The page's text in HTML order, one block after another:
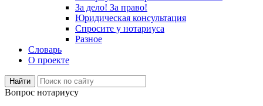
За дело! За право!
Юридическая консультация
Спросите у нотариуса
Разное
Словарь
О проекте
Вопрос нотариусу